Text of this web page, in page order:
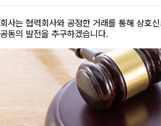
회사는 협력회사와 공정한 거래를 통해 상호
공동의 발전을 추구하겠습니다.